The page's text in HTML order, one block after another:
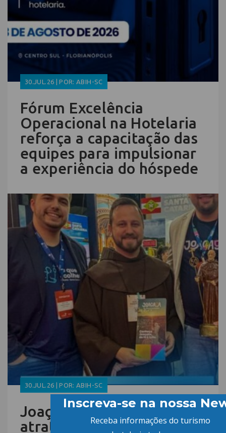
30.JUL.26 | POR: ABIH-SC
Fórum Excelência
Operacional na Hotelaria
reforça a capacitação das
equipes para impulsionar
a experiência do hóspede
30.JUL.26 | POR: ABIH-SC
Joaçaba apresenta
atrativos do turismo